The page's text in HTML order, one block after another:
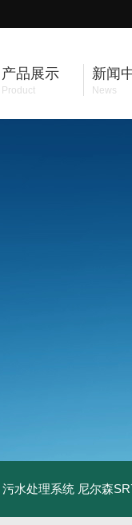
产品展示
Product
新闻
News
污水处理系统 尼尔森SR75防尘洒水喷枪水雾降尘喷枪北